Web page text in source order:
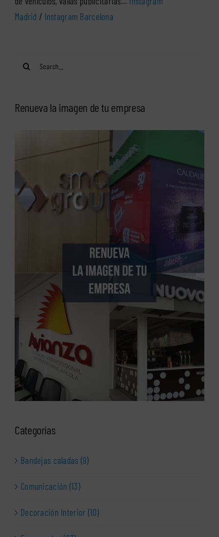
Madrid / Instagram Barcelona
Search
Renueva la imagen de tu empresa
Categorías
Bandejas caladas (9)
Comunicación (13)
Decoración Interior (10)